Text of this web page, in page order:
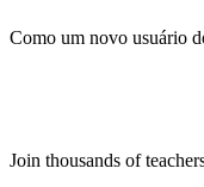
Como um novo usuário
Join thousands of